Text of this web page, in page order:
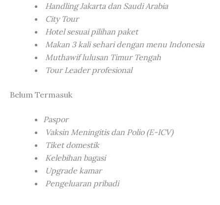
Handling Jakarta dan Saudi Arabia
City Tour
Hotel sesuai pilihan paket
Makan 3 kali sehari dengan menu Indonesia
Muthawif lulusan Timur Tengah
Tour Leader profesional
Belum Termasuk
Paspor
Vaksin Meningitis dan Polio (E-ICV)
Tiket domestik
Kelebihan bagasi
Upgrade kamar
Pengeluaran pribadi